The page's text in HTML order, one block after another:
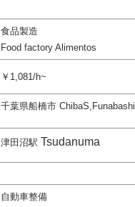
食品製造
Food factory Alimentos
￥1,081/h~
千葉県船橋市 ChibaS,Funabashi
津田沼駅 Tsudanuma
自動車整備